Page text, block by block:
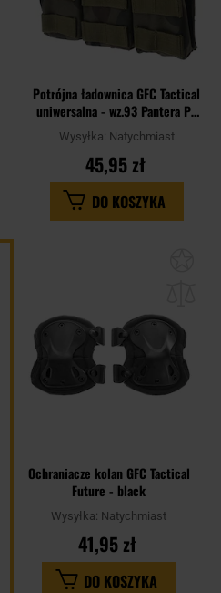
Potrójna ładownica GFC Tactical
uniwersalna - wz.93 Pantera PL
Woodland
Wysyłka: Natychmiast
45,95 zł
DO KOSZYKA
Ochraniacze kolan GFC Tactical
Future - black
Wysyłka: Natychmiast
41,95 zł
DO KOSZYKA